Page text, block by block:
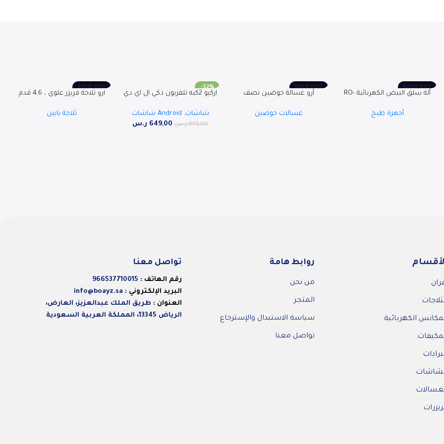
SOLD OUT
آلة سلق البيض الكهربائية RO-
أجهزة طبخ
SOLD OUT
أرو غسالة حوضين نصف
غسالات حوضين
-32%
اركيو 2كيه تلفزيون ذكي ال اي دي
شاشات, Android شاشات
949,00 ر.س 649,00 ر.س
SOLD OUT
ارو ثلاجة فريزر علوي ، 4.6 قدم
ثلاجة بابين
الكهربائية
روابط هامة
من نحن
المتجر
سياسة الاستبدال والإسترجاع
تواصل معنا
تواصل معنا
رقم الهاتف : 966537710015
البريد الإلكتروني : info@boayz.sa
العنوان : طريق الملك عبدالعزيز، العارض،
الرياض 13345، المملكة العربية السعودية